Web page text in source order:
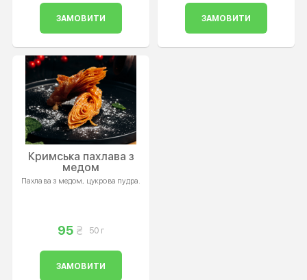
ЗАМОВИТИ ЗАМОВИТИ
Кримська пахлава з
медом
Пахлава з медом, цукрова пудра.
95 50 г
ЗАМОВИТИ